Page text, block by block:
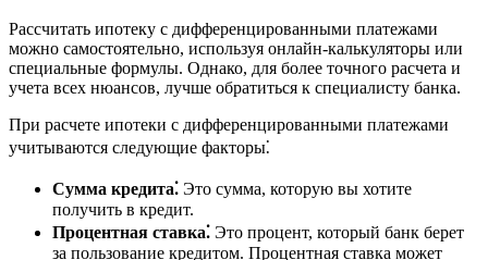
Рассчитать ипотеку с дифференцированными платежами
можно самостоятельно, используя онлайн-калькуляторы или
специальные формулы. Однако, для более точного расчета и
учета всех нюансов, лучше обратиться к специалисту банка.
При расчете ипотеки с дифференцированными платежами
учитываются следующие факторы⁚
Сумма кредита⁚ Это сумма, которую вы хотите
получить в кредит.
Процентная ставка⁚ Это процент, который банк берет
за пользование кредитом. Процентная ставка может